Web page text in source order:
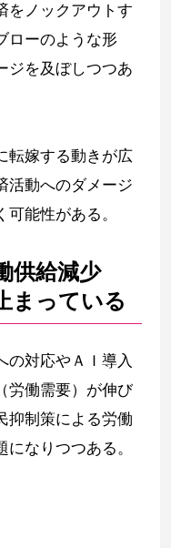
をノックアウトす
ローのような形
ジを及ぼしつつあ
転嫁する動きが広
活動へのダメージ
能性がある。
供給減少
まっている
の対応やＡＩ導入
労働需要）が伸び
抑制策による労働
なりつつある。